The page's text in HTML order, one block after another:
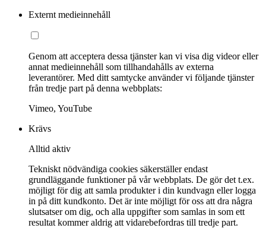
Externt medieinnehåll
Genom att acceptera dessa tjänster kan vi visa dig videor eller
annat medieinnehåll som tillhandahålls av externa
leverantörer. Med ditt samtycke använder vi följande tjänster
från tredje part på denna webbplats:
Vimeo, YouTube
Krävs
Alltid aktiv
Tekniskt nödvändiga cookies säkerställer endast
grundläggande funktioner på vår webbplats. De gör det t.ex.
möjligt för dig att samla produkter i din kundvagn eller logga
in på ditt kundkonto. Det är inte möjligt för oss att dra några
slutsatser om dig, och alla uppgifter som samlas in som ett
resultat kommer aldrig att vidarebefordras till tredje part.